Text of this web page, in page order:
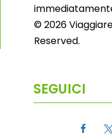
© 2026
Reserved.
SEGUICI